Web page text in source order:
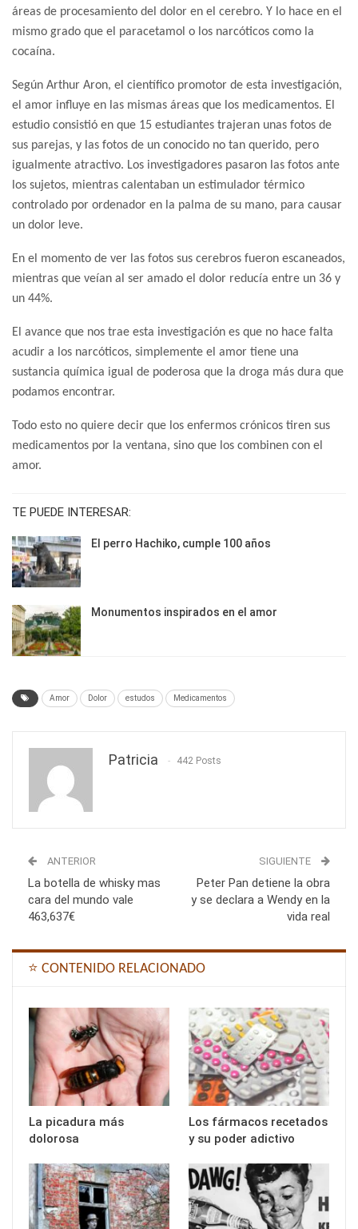
áreas de procesamiento del dolor en el cerebro. Y lo hace en el
mismo grado que el paracetamol o los narcóticos como la
cocaína.
Según Arthur Aron, el científico promotor de esta investigación,
el amor influye en las mismas áreas que los medicamentos. El
estudio consistió en que 15 estudiantes trajeran unas fotos de
sus parejas, y las fotos de un conocido no tan querido, pero
igualmente atractivo. Los investigadores pasaron las fotos ante
los sujetos, mientras calentaban un estimulador térmico
controlado por ordenador en la palma de su mano, para causar
un dolor leve.
En el momento de ver las fotos sus cerebros fueron escaneados,
mientras que veían al ser amado el dolor reducía entre un 36 y
un 44%.
El avance que nos trae esta investigación es que no hace falta
acudir a los narcóticos, simplemente el amor tiene una
sustancia química igual de poderosa que la droga más dura que
podamos encontrar.
Todo esto no quiere decir que los enfermos crónicos tiren sus
medicamentos por la ventana, sino que los combinen con el
amor.
TE PUEDE INTERESAR:
El perro Hachiko, cumple 100 años
Monumentos inspirados en el amor
Amor Dolor estudos Medicamentos
Patricia 442 Posts
ANTERIOR
La botella de whisky mas
cara del mundo vale
463,637€
SIGUIENTE
Peter Pan detiene la obra
y se declara a Wendy en la
vida real
⭐ CONTENIDO RELACIONADO
La picadura más
dolorosa
Los fármacos recetados
y su poder adictivo